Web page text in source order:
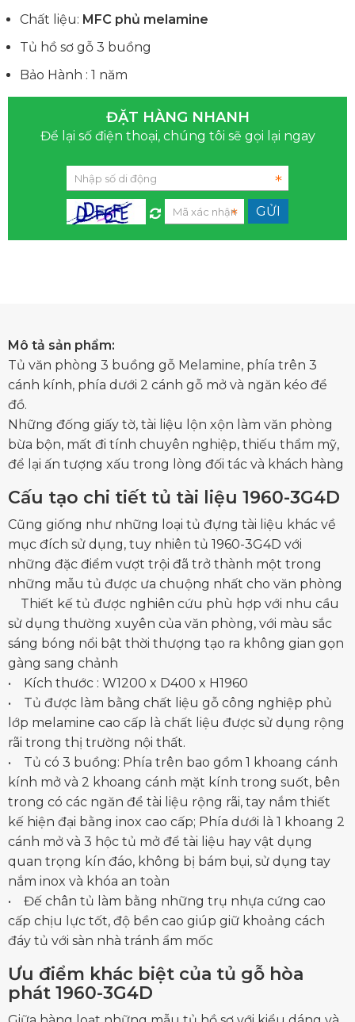
Chất liệu: MFC phủ melamine
Tủ hồ sơ gỗ 3 buồng
Bảo Hành : 1 năm
ĐẶT HÀNG NHANH
Để lại số điện thoại, chúng tôi sẽ gọi lại ngay
Mô tả sản phẩm:
Tủ văn phòng 3 buồng gỗ Melamine, phía trên 3
cánh kính, phía dưới 2 cánh gỗ mở và ngăn kéo để
đồ.
Những đống giấy tờ, tài liệu lộn xộn làm văn phòng
bừa bộn, mất đi tính chuyên nghiệp, thiếu thẩm mỹ,
để lại ấn tượng xấu trong lòng đối tác và khách hàng
Cấu tạo chi tiết tủ tài liệu 1960-3G4D
Cũng giống như những loại tủ đựng tài liệu khác về
mục đích sử dụng, tuy nhiên tủ 1960-3G4D với
những đặc điểm vượt trội đã trở thành một trong
những mẫu tủ được ưa chuộng nhất cho văn phòng
Thiết kế tủ được nghiên cứu phù hợp với nhu cầu
sử dụng thường xuyên của văn phòng, với màu sắc
sáng bóng nổi bật thời thượng tạo ra không gian gọn
gàng sang chảnh
• Kích thước : W1200 x D400 x H1960
• Tủ được làm bằng chất liệu gỗ công nghiệp phủ
lớp melamine cao cấp là chất liệu được sử dụng rộng
rãi trong thị trường nội thất.
• Tủ có 3 buồng: Phía trên bao gồm 1 khoang cánh
kính mở và 2 khoang cánh mặt kính trong suốt, bên
trong có các ngăn để tài liệu rộng rãi, tay nắm thiết
kế hiện đại bằng inox cao cấp; Phía dưới là 1 khoang 2
cánh mở và 3 hộc tủ mở để tài liệu hay vật dụng
quan trọng kín đáo, không bị bám bụi, sử dụng tay
nắm inox và khóa an toàn
• Đế chân tủ làm bằng những trụ nhựa cứng cao
cấp chịu lực tốt, độ bền cao giúp giữ khoảng cách
đáy tủ với sàn nhà tránh ẩm mốc
Ưu điểm khác biệt của tủ gỗ hòa
phát 1960-3G4D